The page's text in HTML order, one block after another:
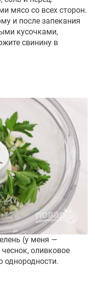
мясо со всех сторон.
и после запекания
кусочками,
свинину в
(у меня —
оливковое
однородности.